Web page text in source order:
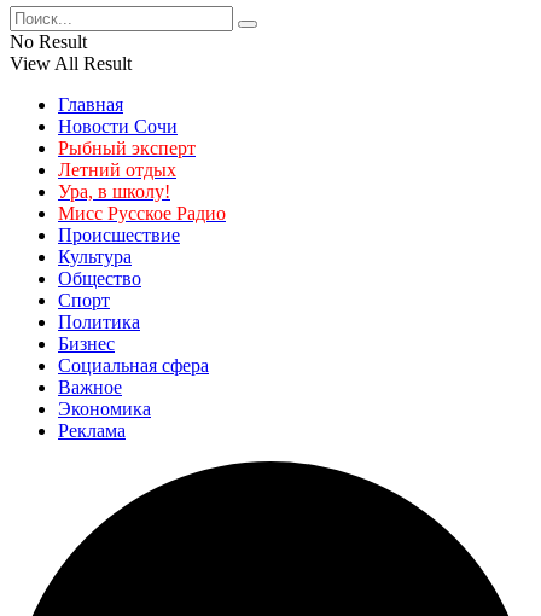
No Result
View All Result
Главная
Новости Сочи
Рыбный эксперт
Летний отдых
Ура, в школу!
Мисс Русское Радио
Происшествие
Культура
Общество
Спорт
Политика
Бизнес
Социальная сфера
Важное
Экономика
Реклама